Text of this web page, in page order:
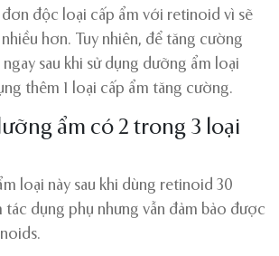
độc loại cấp ẩm với retinoid vì sẽ
hơn. Tuy nhiên, để tăng cường
ngay sau khi sử dụng dưỡng ẩm loại
thêm 1 loại cấp ẩm tăng cường.
ẩm có 2 trong 3 loại
loại này sau khi dùng retinoid 30
tác dụng phụ nhưng vẫn đảm bảo được